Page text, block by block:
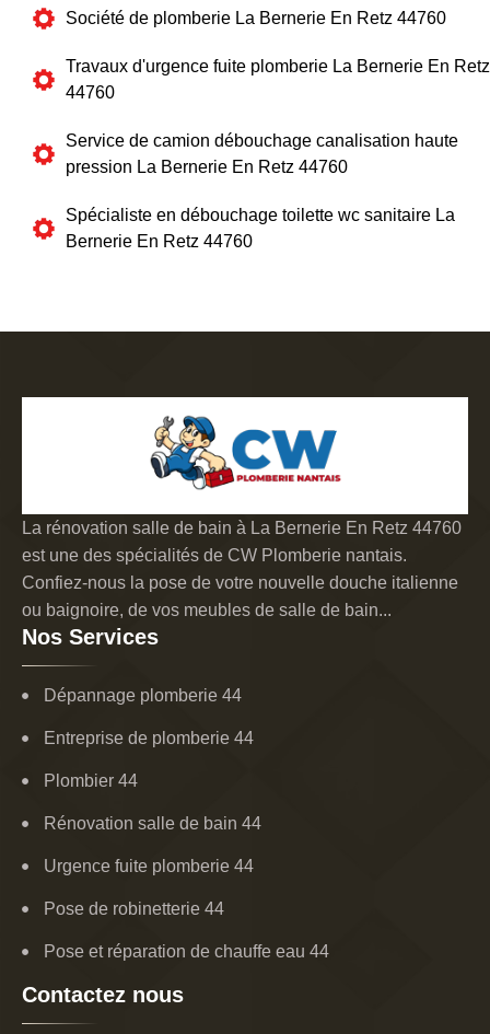
Société de plomberie La Bernerie En Retz 44760
Travaux d'urgence fuite plomberie La Bernerie En Retz
44760
Service de camion débouchage canalisation haute
pression La Bernerie En Retz 44760
Spécialiste en débouchage toilette wc sanitaire La
Bernerie En Retz 44760
La rénovation salle de bain à La Bernerie En Retz 44760
est une des spécialités de CW Plomberie nantais.
Confiez-nous la pose de votre nouvelle douche italienne
ou baignoire, de vos meubles de salle de bain...
Nos Services
Dépannage plomberie 44
Entreprise de plomberie 44
Plombier 44
Rénovation salle de bain 44
Urgence fuite plomberie 44
Pose de robinetterie 44
Pose et réparation de chauffe eau 44
Contactez nous